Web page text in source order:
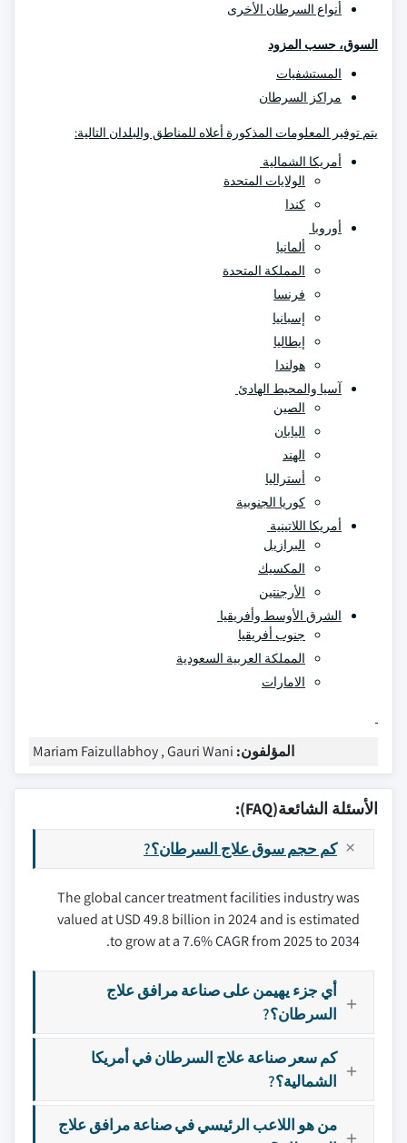
أنواع السرطان الأخرى
السوق، حسب المزود
المستشفيات
مراكز السرطان
يتم توفير المعلومات المذكورة أعلاه للمناطق والبلدان التالية:
أمريكا الشمالية
الولايات المتحدة
كندا
أوروبا
ألمانيا
المملكة المتحدة
فرنسا
إسبانيا
إيطاليا
هولندا
آسيا والمحيط الهادئ
الصين
اليابان
الهند
أستراليا
كوريا الجنوبية
أمريكا اللاتينية
البرازيل
المكسيك
الأرجنتين
الشرق الأوسط وأفريقيا
جنوب أفريقيا
المملكة العربية السعودية
الامارات
المؤلفون: Mariam Faizullabhoy , Gauri Wani
الأسئلة الشائعة(FAQ):
كم حجم سوق علاج السرطان؟?
The global cancer treatment facilities industry was
valued at USD 49.8 billion in 2024 and is estimated
to grow at a 7.6% CAGR from 2025 to 2034.
أي جزء يهيمن على صناعة مرافق علاج
السرطان؟?
كم سعر صناعة علاج السرطان في أمريكا
الشمالية؟?
من هو اللاعب الرئيسي في صناعة مرافق علاج